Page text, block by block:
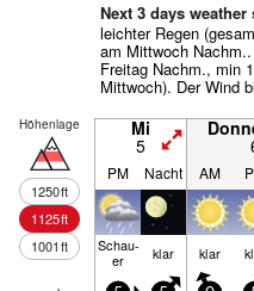
Next 3 days
leichter Regen
am Mittwoch
Freitag Nachm., min
Mittwoch). Der Wind
Höhenlage
1250ft
1125ft
1001ft
Mi
5
PM Nacht AM
Schau­
er klar klar